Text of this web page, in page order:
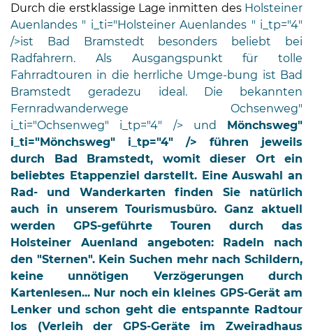
Öffnungszeiten
nach
Vereinbarung.
Durch die erstklassige Lage inmitten des Holsteiner
Auenlandes " i_ti="Holsteiner Auenlandes " i_tp="4"
/>ist Bad Bramstedt besonders beliebt bei
Radfahrern. Als Ausgangspunkt für tolle
Fahrradtouren in die herrliche Umge-bung ist Bad
Bramstedt geradezu ideal. Die bekannten
Fernradwanderwege Ochsenweg"
i_ti="Ochsenweg" i_tp="4" /> und Mönchsweg"
i_ti="Mönchsweg" i_tp="4" /> führen jeweils
durch Bad Bramstedt, womit dieser Ort ein
beliebtes Etappenziel darstellt. Eine Auswahl an
Rad- und Wanderkarten finden Sie natürlich
auch in unserem Tourismusbüro. Ganz aktuell
werden GPS-geführte Touren durch das
Holsteiner Auenland angeboten: Radeln nach
den "Sternen". Kein Suchen mehr nach Schildern,
keine unnötigen Verzögerungen durch
Kartenlesen... Nur noch ein kleines GPS-Gerät am
Lenker und schon geht die entspannte Radtour
los (Verleih der GPS-Geräte im Zweiradhaus